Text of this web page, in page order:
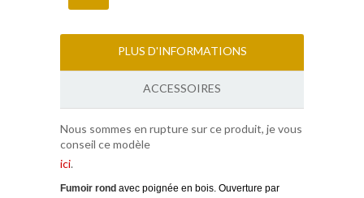
PLUS D'INFORMATIONS
ACCESSOIRES
Nous sommes en rupture sur ce produit, je vous
conseil ce modèle
ici.
Fumoir rond avec poignée en bois. Ouverture par